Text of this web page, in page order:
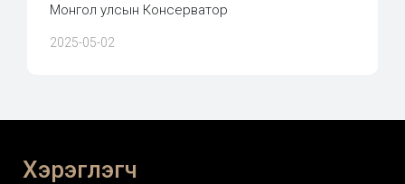
Монгол улсын Консерватор
2025-05-02
Хэрэглэгч